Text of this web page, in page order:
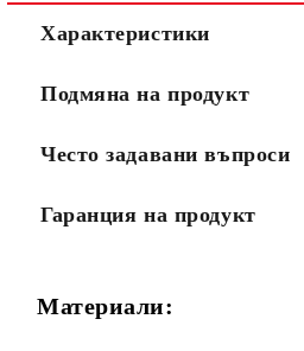
Характеристики
Подмяна на продукт
Често задавани въпроси
Гаранция на продукт
Материали: